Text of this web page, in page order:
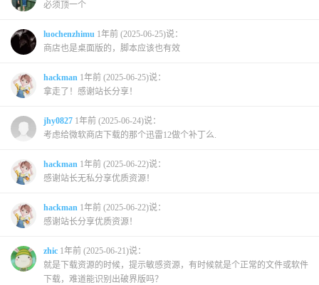
必须顶一个
luochenzhimu 1年前 (2025-06-25)说：
商店也是桌面版的，脚本应该也有效
hackman 1年前 (2025-06-25)说：
拿走了！感谢站长分享！
jhy0827 1年前 (2025-06-24)说：
考虑给微软商店下载的那个迅雷12做个补丁么.
hackman 1年前 (2025-06-22)说：
感谢站长无私分享优质资源！
hackman 1年前 (2025-06-22)说：
感谢站长分享优质资源！
zhic 1年前 (2025-06-21)说：
就是下载资源的时候，提示敏感资源，有时候就是个正常的文件或软件
下载，难道能识别出破界版吗？